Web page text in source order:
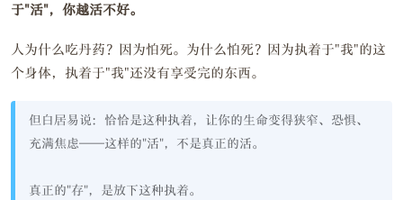
于"活"，你越活不好。
人为什么吃丹药？因为怕死。为什么怕死？因为执着于"我"的这
个身体，执着于"我"还没有享受完的东西。
但白居易说：恰恰是这种执着，让你的生命变得狭窄、恐惧、
充满焦虑——这样的"活"，不是真正的活。
真正的"存"，是放下这种执着。